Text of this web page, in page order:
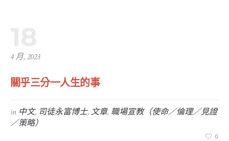
4 月, 2023
關乎三分一人生的事
in 中文, 司徒永富博士,文章, 職場宣教（使命／倫理／見證
／策略）
0